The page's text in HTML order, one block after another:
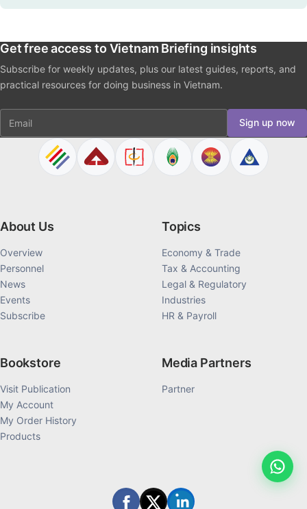
Get free access to Vietnam Briefing insights
Subscribe for weekly updates, plus our latest guides, reports, and
practical resources for doing business in Vietnam.
Email Sign up now
About Us
Overview
Personnel
News
Events
Subscribe
Topics
Economy & Trade
Tax & Accounting
Legal & Regulatory
Industries
HR & Payroll
Bookstore
Visit Publication
My Account
My Order History
Products
Media Partners
Partner